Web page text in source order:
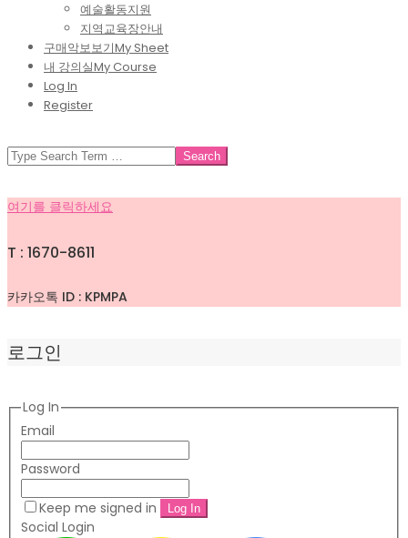
예술활동지원
지역교육장안내
구매악보보기My Sheet
내 강의실My Course
Log In
Register
SEARCH
여기를 클릭하세요
T : 1670-8611
카카오톡 ID : KPMPA
로그인
Log In
Email
Password
Keep me signed in
Social Login